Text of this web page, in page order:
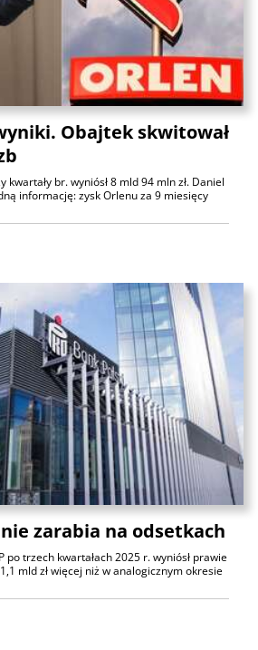
Obajtek skwitował
kwartały br. wyniósł 8 mld 94 mln zł. Daniel
informację: zysk Orlenu za 9 miesięcy
zarabia na odsetkach
po trzech kwartałach 2025 r. wyniósł prawie
mld zł więcej niż w analogicznym okresie